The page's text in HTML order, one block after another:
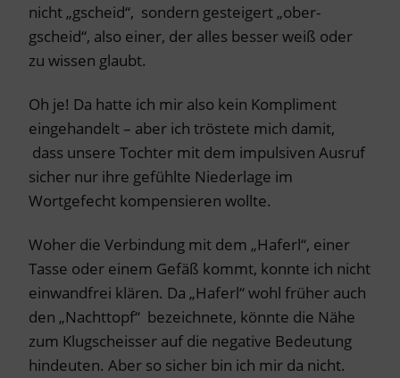
nicht „gscheid“, sondern gesteigert „ober-
gscheid“, also einer, der alles besser weiß oder
zu wissen glaubt.
Oh je! Da hatte ich mir also kein Kompliment
eingehandelt – aber ich tröstete mich damit,
dass unsere Tochter mit dem impulsiven Ausruf
sicher nur ihre gefühlte Niederlage im
Wortgefecht kompensieren wollte.
Woher die Verbindung mit dem „Haferl“, einer
Tasse oder einem Gefäß kommt, konnte ich nicht
einwandfrei klären. Da „Haferl“ wohl früher auch
den „Nachttopf“ bezeichnete, könnte die Nähe
zum Klugscheisser auf die negative Bedeutung
hindeuten. Aber so sicher bin ich mir da nicht.